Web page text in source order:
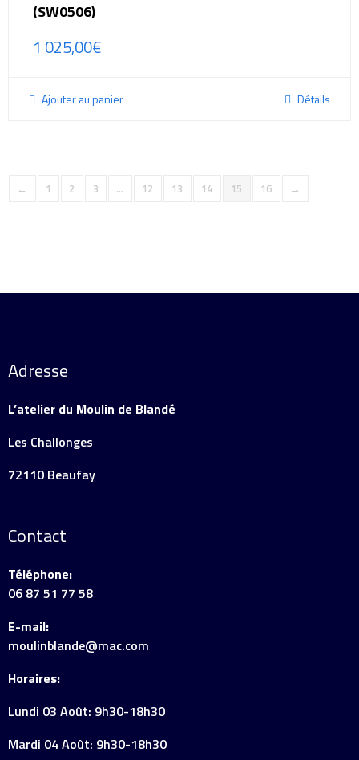
(SW0506)
1 025,00€
Ajouter au panier Détails
← 1 2 3 … 12 13 14 15 16 →
Adresse
L’atelier du Moulin de Blandé
Les Challonges
72110 Beaufay
Contact
Téléphone:
06 87 51 77 58
E-mail:
moulinblande@mac.com
Horaires:
Lundi 03 Août: 9h30-18h30
Mardi 04 Août: 9h30-18h30